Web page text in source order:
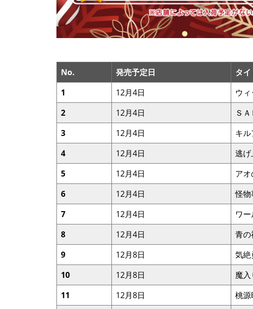
No. 発売予定日
タ
1
12月4日
ウ
2
12月4日
Ｓ
3
12月4日
キ
4
12月4日
逃
5
12月4日
ア
6
12月4日
怪
7
12月4日
ワ
8
12月4日
青
9
12月8日
気
10
12月8日
魔
11
12月8日
桃